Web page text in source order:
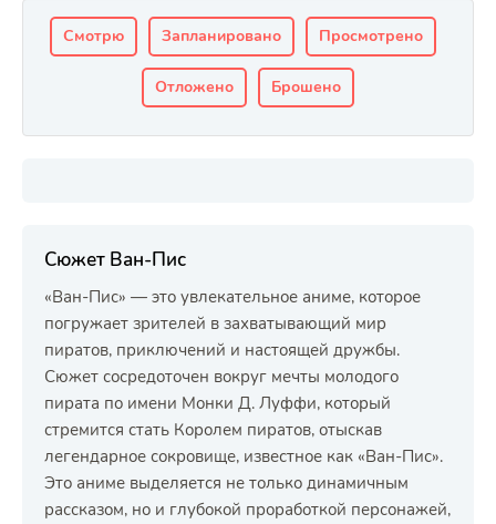
Смотрю Запланировано Просмотрено
Отложено Брошено
Сюжет Ван-Пис
«Ван-Пис» — это увлекательное аниме, которое
погружает зрителей в захватывающий мир
пиратов, приключений и настоящей дружбы.
Сюжет сосредоточен вокруг мечты молодого
пирата по имени Монки Д. Луффи, который
стремится стать Королем пиратов, отыскав
легендарное сокровище, известное как «Ван-Пис».
Это аниме выделяется не только динамичным
рассказом, но и глубокой проработкой персонажей,